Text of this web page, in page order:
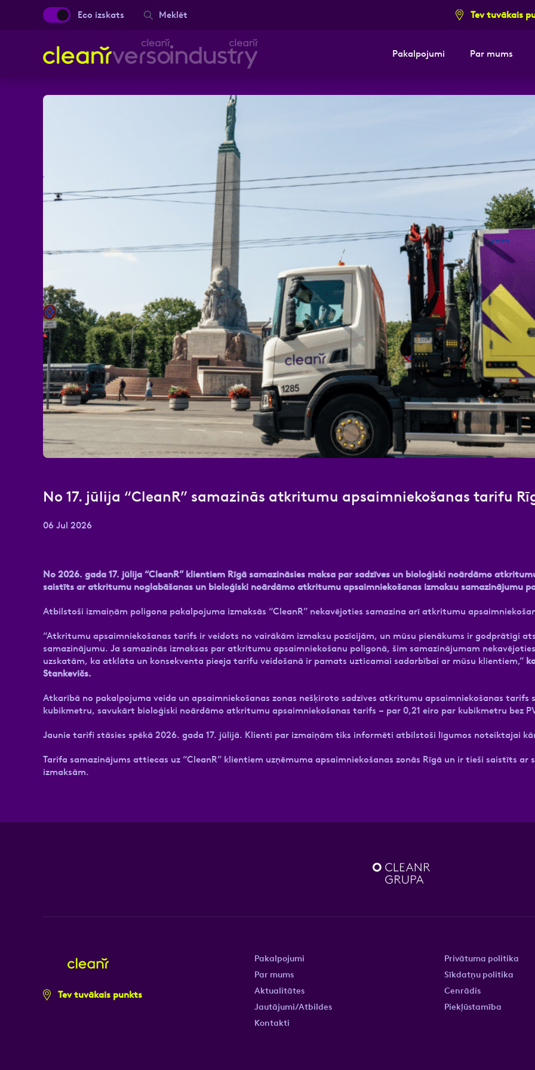
Eco izskats Meklēt Tev tuvākais
Pakalpojumi Par mums
No 17. jūlija “CleanR” samazinās atkritumu apsaimniekošanas tarifu
06 Jul 2026
No 2026. gada 17. jūlija “CleanR” klientiem Rīgā samazināsies maksa par sadzīves un bioloģiski noārdāmo
saistīts ar atkritumu noglabāšanas un bioloģiski noārdāmo atkritumu apsaimniekošanas izmaksu samazinājumu
Atbilstoši izmaiņām poligona pakalpojuma izmaksās “CleanR” nekavējoties samazina arī atkritumu
“Atkritumu apsaimniekošanas tarifs ir veidots no vairākām izmaksu pozīcijām, un mūsu pienākums ir godprātīgi
samazinājumu. Ja samazinās izmaksas par atkritumu apsaimniekošanu poligonā, šim samazinājumam
uzskatām, ka atklāta un konsekventa pieeja tarifu veidošanā ir pamats uzticamai sadarbībai ar mūsu klientiem,”
Stankevičs.
Atkarībā no pakalpojuma veida un apsaimniekošanas zonas nešķiroto sadzīves atkritumu apsaimniekošanas tarifs
kubikmetru, savukārt bioloģiski noārdāmo atkritumu apsaimniekošanas tarifs – par 0,21 eiro par kubikmetru bez
Jaunie tarifi stāsies spēkā 2026. gada 17. jūlijā. Klienti par izmaiņām tiks informēti atbilstoši līgumos noteiktajai
Tarifa samazinājums attiecas uz “CleanR” klientiem uzņēmuma apsaimniekošanas zonās Rīgā un ir tieši saistīts
izmaksām.
Ziņa
Atzīmējiet, ka piekrītat personas datu apstrādei. Vairāk
Tev tuvākais punkts
Pakalpojumi
Par mums
Aktualitātes
Jautājumi/Atbildes
Kontakti
Privātuma politika
Sīkdatņu politika
Cenrādis
Piekļūstamība